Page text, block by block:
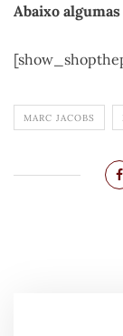
Abaixo
MARC JACOBS